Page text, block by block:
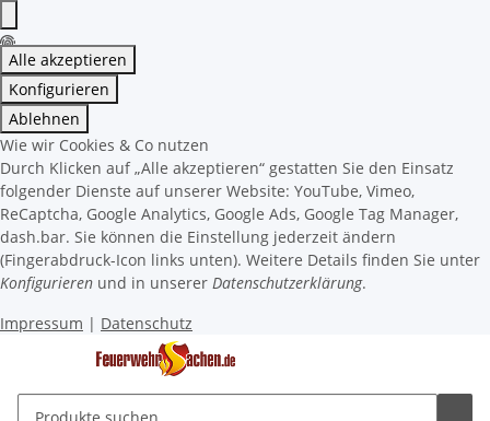
Alle akzeptieren
Konfigurieren
Ablehnen
Wie wir Cookies & Co nutzen
Durch Klicken auf „Alle akzeptieren“ gestatten Sie den Einsatz
folgender Dienste auf unserer Website: YouTube, Vimeo,
ReCaptcha, Google Analytics, Google Ads, Google Tag Manager,
dash.bar. Sie können die Einstellung jederzeit ändern
(Fingerabdruck-Icon links unten). Weitere Details finden Sie unter
Konfigurieren und in unserer Datenschutzerklärung.
Impressum | Datenschutz